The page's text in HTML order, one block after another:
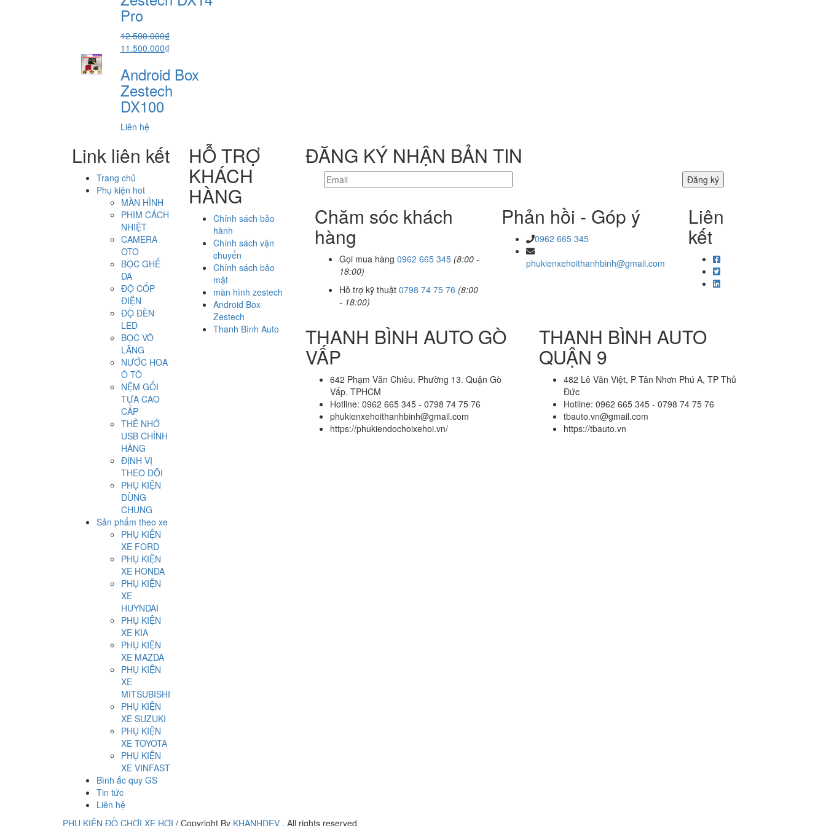
5.800.000₫.
Pro
12.500.000₫
Giá
là:
12.500.000₫.
11.500.000₫Giá
tại
là:
11.500.000₫.
Android Box
Zestech
DX100
Liên hệ
Link liên kết
Trang chủ
Phụ kiện hot
MÀN HÌNH
PHIM CÁCH
NHIỆT
CAMERA
OTO
BỌC GHẾ
DA
ĐỘ CỐP
ĐIỆN
ĐỘ ĐÈN
LED
BỌC VÔ
LĂNG
NƯỚC HOA
Ô TÔ
NỆM GỐI
TỰA CAO
CẤP
THẺ NHỚ
USB CHÍNH
HÃNG
ĐỊNH VỊ
THEO DÕI
PHỤ KIỆN
DÙNG
CHUNG
Sản phẩm theo xe
PHỤ KIỆN
XE FORD
PHỤ KIỆN
XE HONDA
PHỤ KIỆN
XE
HUYNDAI
PHỤ KIỆN
XE KIA
PHỤ KIỆN
XE MAZDA
PHỤ KIỆN
XE
MITSUBISHI
PHỤ KIỆN
XE SUZUKI
PHỤ KIỆN
XE TOYOTA
PHỤ KIỆN
XE VINFAST
Bình ắc quy GS
Tin tức
Liên hệ
HỖ TRỢ
KHÁCH
HÀNG
Chính sách bảo
hành
Chính sách vận
chuyển
Chính sách bảo
mật
màn hình zestech
Android Box
Zestech
Thanh Bình Auto
ĐĂNG KÝ NHẬN BẢN TIN
Chăm sóc khách
hàng
Gọi mua hàng 0962 665 345 (8:00 -
18:00)
Hỗ trợ kỹ thuật 0798 74 75 76 (8:00
- 18:00)
Phản hồi - Góp ý
0962 665 345
phukienxehoithanhbinh@gmail.com
Liên
kết
THANH BÌNH AUTO GÒ
VẤP
642 Phạm Văn Chiêu. Phường 13. Quận Gò
Vấp. TPHCM
Hotline: 0962 665 345 - 0798 74 75 76
phukienxehoithanhbinh@gmail.com
https://phukiendochoixehoi.vn/
THANH BÌNH AUTO
QUẬN 9
482 Lê Văn Việt, P Tân Nhơn Phú A, TP Thủ
Đức
Hotline: 0962 665 345 - 0798 74 75 76
tbauto.vn@gmail.com
https://tbauto.vn
PHỤ KIỆN ĐỒ CHƠI XE HƠI / Copyright By KHANHDEV . All rights reserved